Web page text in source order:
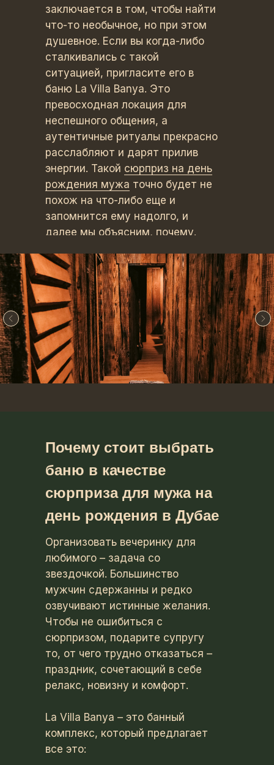
заключается в том, чтобы найти
что-то необычное, но при этом
душевное. Если вы когда-либо
сталкивались с такой
ситуацией, пригласите его в
баню La Villa Banya. Это
превосходная локация для
неспешного общения, а
аутентичные ритуалы прекрасно
расслабляют и дарят прилив
энергии. Такой сюрприз на день
рождения мужа точно будет не
похож на что-либо еще и
запомнится ему надолго, и
далее мы объясним, почему.
Почему стоит выбрать
баню в качестве
сюрприза для мужа на
день рождения в Дубае
Организовать вечеринку для
любимого – задача со
звездочкой. Большинство
мужчин сдержанны и редко
озвучивают истинные желания.
Чтобы не ошибиться с
сюрпризом, подарите супругу
то, от чего трудно отказаться –
праздник, сочетающий в себе
релакс, новизну и комфорт.
La Villa Banya – это банный
комплекс, который предлагает
все это: